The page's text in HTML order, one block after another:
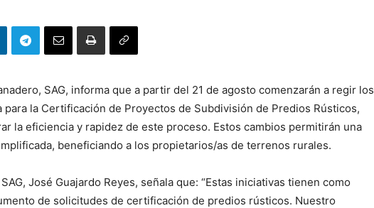
SAG, informa que a partir del 21 de agosto comenzarán a regir los
para la Certificación de Proyectos de Subdivisión de Predios Rústicos,
la eficiencia y rapidez de este proceso. Estos cambios permitirán una
beneficiando a los propietarios/as de terrenos rurales.
José Guajardo Reyes, señala que: “Estas iniciativas tienen como
de solicitudes de certificación de predios rústicos. Nuestro